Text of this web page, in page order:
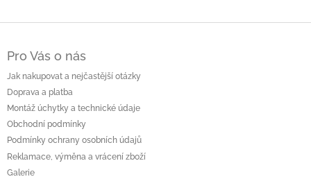
Pro Vás o nás
Jak nakupovat a nejčastější otázky
Doprava a platba
Montáž úchytky a technické údaje
Obchodní podmínky
Podmínky ochrany osobních údajů
Reklamace, výměna a vrácení zboží
Galerie